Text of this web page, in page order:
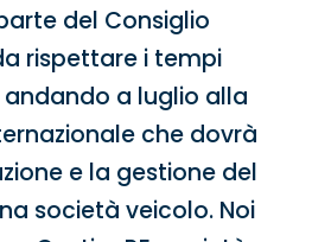
del Consiglio
rispettare i tempi
andando a luglio alla
che dovrà
e la gestione del
società veicolo. Noi